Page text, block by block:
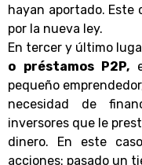
hayan aportado.
por la nueva ley.
En tercer y último
o préstamos P2P,
pequeño
necesidad de
inversores que le
dinero. En este
acciones: pasado un